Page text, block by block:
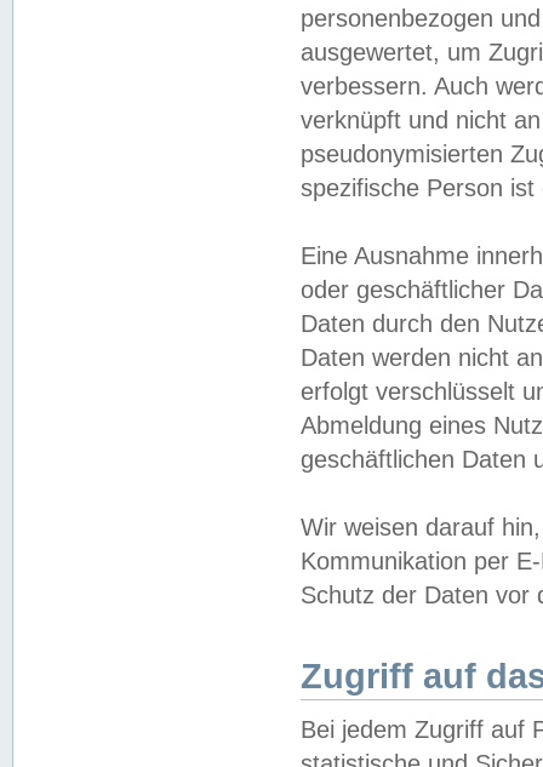
personenbezogen
ausgewertet, um
verbessern. Auch
verknüpft und nicht
pseudonymisierten
spezifische Person
Eine Ausnahme
oder geschäftlicher
Daten durch den
Daten werden nicht
erfolgt verschlüsselt
Abmeldung eines
geschäftlichen Daten
Wir weisen darauf
Kommunikation per
Schutz der Daten vor
Zugriff auf
Bei jedem Zugriff auf